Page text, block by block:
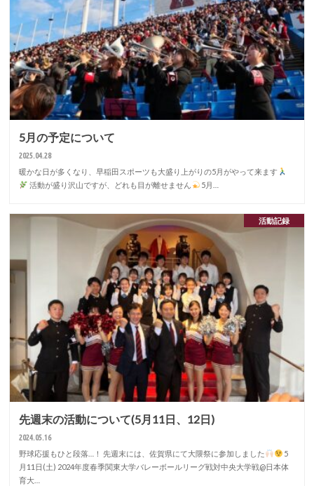
5月の予定について
2025.04.28
暖かな日が多くなり、早稲田スポーツも大盛り上がりの5月がやって来ます
活動が盛り沢山ですが、どれも目が離せません
5月…
活動記録
先週末の活動について(5月11日、12日)
2024.05.16
野球応援もひと段落…！ 先週末には、佐賀県にて大隈祭に参加しました
5
月11日(土) 2024年度春季関東大学バレーボールリーグ戦対中央大学戦@日本体
育大…